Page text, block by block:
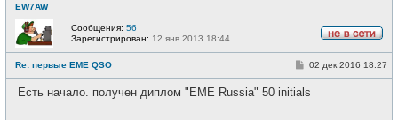
EW7AW
е
в
с
Сообщения: 56
Зарегистрирован: 12 янв 2013 18:44
Re: первые EME QSO
С
б
02 дек 2016 18:27
Есть начало. получен диплом "EME Russia" 50 initials